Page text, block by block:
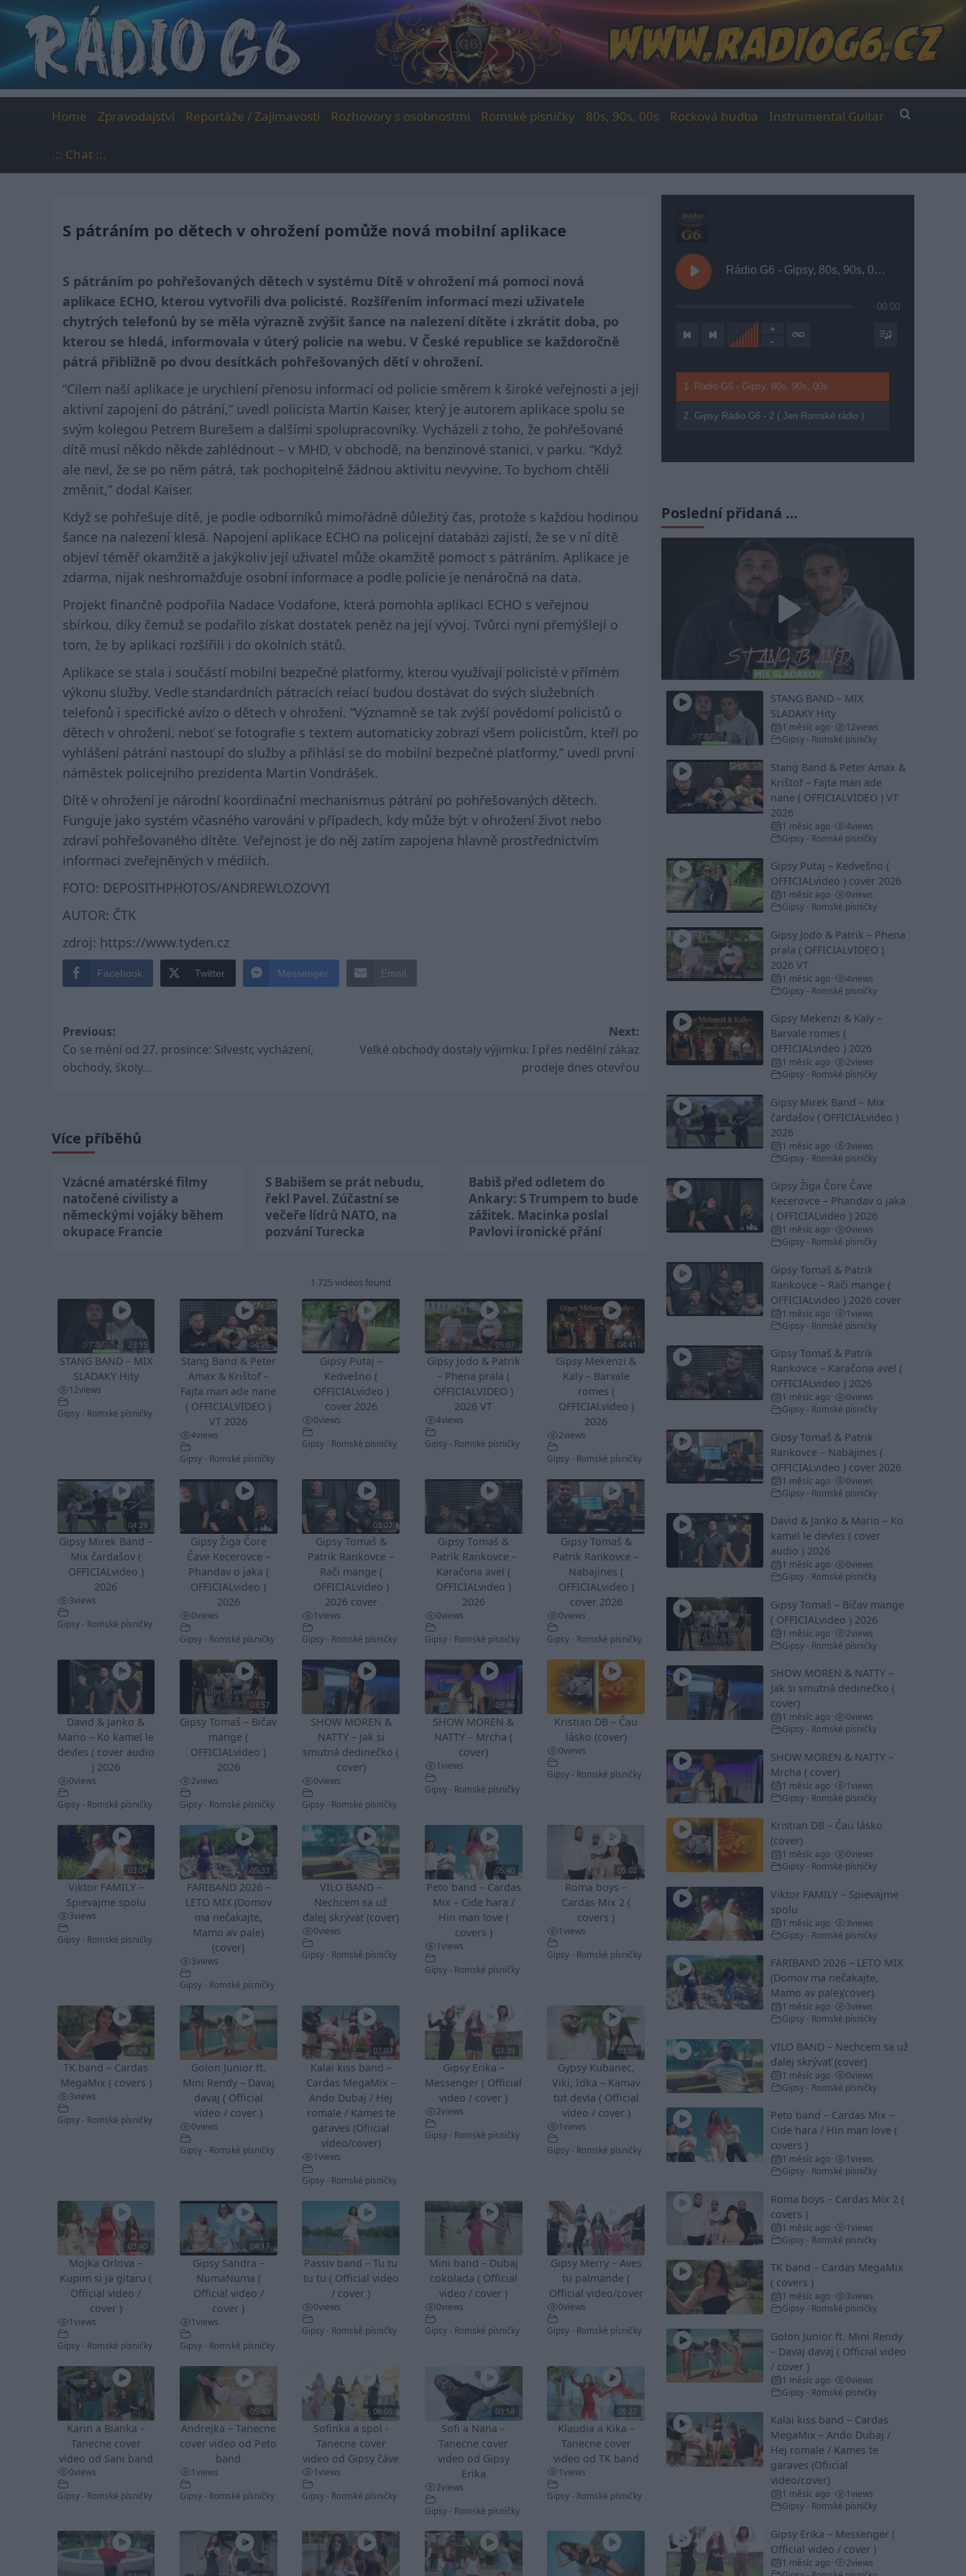
content
Home Zpravodajství Reportáže / Zajímavosti Rozhovory s osobnostmi Romské písničky 80s, 90s, 00s Rocková hudba Instrumental Guitar
.:: Chat ::.
S pátráním po dětech v ohrožení pomůže nová mobilní aplikace
S pátráním po pohřešovaných dětech v systému Dítě v ohrožení má pomoci nová
aplikace ECHO, kterou vytvořili dva policisté. Rozšířením informací mezi uživatele
chytrých telefonů by se měla výrazně zvýšit šance na nalezení dítěte i zkrátit doba, po
kterou se hledá, informovala v úterý policie na webu. V České republice se každoročně
pátrá přibližně po dvou desítkách pohřešovaných dětí v ohrožení.
“Cílem naší aplikace je urychlení přenosu informací od policie směrem k široké veřejnosti a její
aktivní zapojení do pátrání,” uvedl policista Martin Kaiser, který je autorem aplikace spolu se
svým kolegou Petrem Burešem a dalšími spolupracovníky. Vycházeli z toho, že pohřešované
dítě musí někdo někde zahlédnout – v MHD, v obchodě, na benzinové stanici, v parku. “Když
ale neví, že se po něm pátrá, tak pochopitelně žádnou aktivitu nevyvine. To bychom chtěli
změnit,” dodal Kaiser.
Když se pohřešuje dítě, je podle odborníků mimořádně důležitý čas, protože s každou hodinou
šance na nalezení klesá. Napojení aplikace ECHO na policejní databázi zajistí, že se v ní dítě
objeví téměř okamžitě a jakýkoliv její uživatel může okamžitě pomoct s pátráním. Aplikace je
zdarma, nijak neshromažďuje osobní informace a podle policie je nenáročná na data.
Projekt finančně podpořila Nadace Vodafone, která pomohla aplikaci ECHO s veřejnou
sbírkou, díky čemuž se podařilo získat dostatek peněz na její vývoj. Tvůrci nyní přemýšlejí o
tom, že by aplikaci rozšířili i do okolních států.
Aplikace se stala i součástí mobilní bezpečné platformy, kterou využívají policisté v přímém
výkonu služby. Vedle standardních pátracích relací budou dostávat do svých služebních
telefonů i specifické avízo o dětech v ohrožení. “Významně se tak zvýší povědomí policistů o
dětech v ohrožení, neboť se fotografie s textem automaticky zobrazí všem policistům, kteří po
vyhlášení pátrání nastoupí do služby a přihlásí se do mobilní bezpečné platformy,” uvedl první
náměstek policejního prezidenta Martin Vondrášek.
Dítě v ohrožení je národní koordinační mechanismus pátrání po pohřešovaných dětech.
Funguje jako systém včasného varování v případech, kdy může být v ohrožení život nebo
zdraví pohřešovaného dítěte. Veřejnost je do něj zatím zapojena hlavně prostřednictvím
informací zveřejněných v médiích.
FOTO: DEPOSITHPHOTOS/ANDREWLOZOVYI
AUTOR: ČTK
zdroj: https://www.tyden.cz
Facebook Twitter Messenger Email
Post
navigation
Previous:
Co se mění od 27. prosince: Silvestr, vycházení,
obchody, školy…
Next:
Velké obchody dostaly výjimku: I přes nedělní zákaz
prodeje dnes otevřou
Více příběhů
Vzácné amatérské filmy
natočené civilisty a
německými vojáky během
okupace Francie
S Babišem se prát nebudu,
řekl Pavel. Zúčastní se
večeře lídrů NATO, na
pozvání Turecka
Babiš před odletem do
Ankary: S Trumpem to bude
zážitek. Macinka poslal
Pavlovi ironické přání
1 725 videos found
23:15
STANG BAND – MIX
SLADAKY Hity
12views
Gipsy - Romské písničky
04:26
Stang Band & Peter
Amax & Krištof –
Fajta man ade nane
( OFFICIALVIDEO )
VT 2026
4views
Gipsy - Romské písničky
Gipsy Putaj –
Kedvešno (
OFFICIALvideo )
cover 2026
0views
Gipsy - Romské písničky
05:07
Gipsy Jodo & Patrik
– Phena prala (
OFFICIALVIDEO )
2026 VT
4views
Gipsy - Romské písničky
04:41
Gipsy Mekenzi &
Kaly – Barvale
romes (
OFFICIALvideo )
2026
2views
Gipsy - Romské písničky
04:29
Gipsy Mirek Band –
Mix čardašov (
OFFICIALvideo )
2026
3views
Gipsy - Romské písničky
Gipsy Žiga Čore
Čave Kecerovce –
Phandav o jaka (
OFFICIALvideo )
2026
0views
Gipsy - Romské písničky
03:07
Gipsy Tomaš &
Patrik Rankovce –
Rači mange (
OFFICIALvideo )
2026 cover
1views
Gipsy - Romské písničky
Gipsy Tomaš &
Patrik Rankovce –
Karačona avel (
OFFICIALvideo )
2026
0views
Gipsy - Romské písničky
Gipsy Tomaš &
Patrik Rankovce –
Nabajines (
OFFICIALvideo )
cover 2026
0views
Gipsy - Romské písničky
David & Janko &
Mario – Ko kamel le
devles ( cover audio
) 2026
0views
Gipsy - Romské písničky
03:57
Gipsy Tomaš – Bičav
mange (
OFFICIALvideo )
2026
2views
Gipsy - Romské písničky
SHOW MOREN &
NATTY – Jak si
smutná dedinečko (
cover)
0views
Gipsy - Romské písničky
03:46
SHOW MOREN &
NATTY – Mrcha (
cover)
1views
Gipsy - Romské písničky
Kristian DB – Čau
lásko (cover)
0views
Gipsy - Romské písničky
03:04
Viktor FAMILY –
Spievajme spolu
3views
Gipsy - Romské písničky
05:33
FARIBAND 2026 –
LETO MIX (Domov
ma nečakajte,
Mamo av pale)
(cover)
3views
Gipsy - Romské písničky
VILO BAND –
Nechcem sa už
ďalej skrývať (cover)
0views
Gipsy - Romské písničky
05:40
Peto band – Cardas
Mix – Cide hara /
Hin man love (
covers )
1views
Gipsy - Romské písničky
05:02
Roma boys –
Cardas Mix 2 (
covers )
1views
Gipsy - Romské písničky
05:29
TK band – Cardas
MegaMix ( covers )
3views
Gipsy - Romské písničky
Golon Junior ft.
Mini Rendy – Davaj
davaj ( Official
video / cover )
0views
Gipsy - Romské písničky
07:03
Kalai kiss band –
Cardas MegaMix –
Ando Dubaj / Hej
romale / Kames te
garaves (Ofiicial
video/cover)
1views
Gipsy - Romské písničky
03:39
Gipsy Erika –
Messenger ( Official
video / cover )
2views
Gipsy - Romské písničky
03:59
Gypsy Kubanec,
Viki, Idka – Kamav
tut devla ( Official
video / cover )
1views
Gipsy - Romské písničky
03:40
Mojka Orlova –
Kupim si ja gitaru (
Official video /
cover )
1views
Gipsy - Romské písničky
04:17
Gipsy Sandra –
NumaNuma (
Official video /
cover )
1views
Gipsy - Romské písničky
Passiv band – Tu tu
tu tu ( Official video
/ cover )
0views
Gipsy - Romské písničky
Mini band – Dubaj
cokolada ( Official
video / cover )
0views
Gipsy - Romské písničky
Gipsy Merry – Aves
tu palmande (
Official video/cover
0views
Gipsy - Romské písničky
Karin a Bianka –
Tanecne cover
video od Sani band
0views
Gipsy - Romské písničky
05:40
Andrejka – Tanecne
cover video od Peto
band
1views
Gipsy - Romské písničky
06:05
Sofinka a spol -
Tanecne cover
video od Gipsy čáve
1views
Gipsy - Romské písničky
03:58
Sofi a Nana –
Tanecne cover
video od Gipsy
Erika
2views
Gipsy - Romské písničky
05:27
Klaudia a Kika –
Tanecne cover
video od TK band
1views
Gipsy - Romské písničky
Rádio G6 - Gipsy, 80s, 90s, 00s
00:00
1. Rádio G6 - Gipsy, 80s, 90s, 00s
2. Gipsy Rádio G6 - 2 ( Jen Romské rádio )
Poslední přidaná …
Play
Video
STANG BAND – MIX
SLADAKY Hity
1 měsíc ago 12views
Gipsy - Romské písničky
Stang Band & Peter Amax &
Krištof – Fajta man ade
nane ( OFFICIALVIDEO ) VT
2026
1 měsíc ago 4views
Gipsy - Romské písničky
Gipsy Putaj – Kedvešno (
OFFICIALvideo ) cover 2026
1 měsíc ago 0views
Gipsy - Romské písničky
Gipsy Jodo & Patrik – Phena
prala ( OFFICIALVIDEO )
2026 VT
1 měsíc ago 4views
Gipsy - Romské písničky
Gipsy Mekenzi & Kaly –
Barvale romes (
OFFICIALvideo ) 2026
1 měsíc ago 2views
Gipsy - Romské písničky
Gipsy Mirek Band – Mix
čardašov ( OFFICIALvideo )
2026
1 měsíc ago 3views
Gipsy - Romské písničky
Gipsy Žiga Čore Čave
Kecerovce – Phandav o jaka
( OFFICIALvideo ) 2026
1 měsíc ago 0views
Gipsy - Romské písničky
Gipsy Tomaš & Patrik
Rankovce – Rači mange (
OFFICIALvideo ) 2026 cover
1 měsíc ago 1views
Gipsy - Romské písničky
Gipsy Tomaš & Patrik
Rankovce – Karačona avel (
OFFICIALvideo ) 2026
1 měsíc ago 0views
Gipsy - Romské písničky
Gipsy Tomaš & Patrik
Rankovce – Nabajines (
OFFICIALvideo ) cover 2026
1 měsíc ago 0views
Gipsy - Romské písničky
David & Janko & Mario – Ko
kamel le devles ( cover
audio ) 2026
1 měsíc ago 0views
Gipsy - Romské písničky
Gipsy Tomaš – Bičav mange
( OFFICIALvideo ) 2026
1 měsíc ago 2views
Gipsy - Romské písničky
SHOW MOREN & NATTY –
Jak si smutná dedinečko (
cover)
1 měsíc ago 0views
Gipsy - Romské písničky
SHOW MOREN & NATTY –
Mrcha ( cover)
1 měsíc ago 1views
Gipsy - Romské písničky
Kristian DB – Čau lásko
(cover)
1 měsíc ago 0views
Gipsy - Romské písničky
Viktor FAMILY – Spievajme
spolu
1 měsíc ago 3views
Gipsy - Romské písničky
FARIBAND 2026 – LETO MIX
(Domov ma nečakajte,
Mamo av pale)(cover)
1 měsíc ago 3views
Gipsy - Romské písničky
VILO BAND – Nechcem sa už
ďalej skrývať (cover)
1 měsíc ago 0views
Gipsy - Romské písničky
Peto band – Cardas Mix –
Cide hara / Hin man love (
covers )
1 měsíc ago 1views
Gipsy - Romské písničky
Roma boys – Cardas Mix 2 (
covers )
1 měsíc ago 1views
Gipsy - Romské písničky
TK band – Cardas MegaMix
( covers )
1 měsíc ago 3views
Gipsy - Romské písničky
Golon Junior ft. Mini Rendy
– Davaj davaj ( Official video
/ cover )
1 měsíc ago 0views
Gipsy - Romské písničky
Kalai kiss band – Cardas
MegaMix – Ando Dubaj /
Hej romale / Kames te
garaves (Ofiicial
video/cover)
1 měsíc ago 1views
Gipsy - Romské písničky
Gipsy Erika – Messenger (
Official video / cover )
1 měsíc ago 2views